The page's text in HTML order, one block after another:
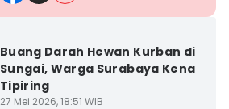
Buang Darah Hewan Kurban di
Sungai, Warga Surabaya Kena
Tipiring
27 Mei 2026, 18:51 WIB